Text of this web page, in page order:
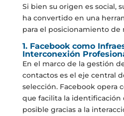
Si bien su origen es social,
ha convertido en una
para el posicionamiento de
1. Facebook como
Interconexión
En el marco de la gestión
contactos es el eje central
selección. Facebook opera
que facilita la identificación
posible gracias a la